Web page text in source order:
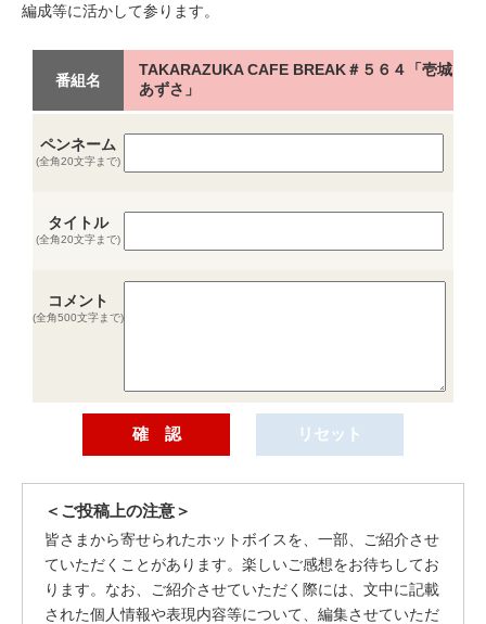
編成等に活かして参ります。
番組名
TAKARAZUKA CAFE BREAK＃５６４「壱城
あずさ」
ペンネーム
(全角20文字まで)
タイトル
(全角20文字まで)
コメント
(全角500文字まで)
＜ご投稿上の注意＞
皆さまから寄せられたホットボイスを、一部、ご紹介させ
ていただくことがあります。楽しいご感想をお待ちしてお
ります。なお、ご紹介させていただく際には、文中に記載
された個人情報や表現内容等について、編集させていただ